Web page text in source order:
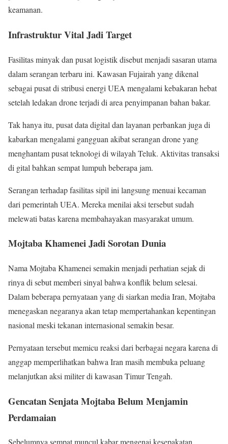
keamanan.
Infrastruktur Vital Jadi Target
Fasilitas minyak dan pusat logistik disebut menjadi sasaran utama
dalam serangan terbaru ini. Kawasan Fujairah yang dikenal
sebagai pusat di stribusi energi UEA mengalami kebakaran hebat
setelah ledakan drone terjadi di area penyimpanan bahan bakar.
Tak hanya itu, pusat data digital dan layanan perbankan juga di
kabarkan mengalami gangguan akibat serangan drone yang
menghantam pusat teknologi di wilayah Teluk. Aktivitas transaksi
di gital bahkan sempat lumpuh beberapa jam.
Serangan terhadap fasilitas sipil ini langsung menuai kecaman
dari pemerintah UEA. Mereka menilai aksi tersebut sudah
melewati batas karena membahayakan masyarakat umum.
Mojtaba Khamenei Jadi Sorotan Dunia
Nama Mojtaba Khamenei semakin menjadi perhatian sejak di
rinya di sebut memberi sinyal bahwa konflik belum selesai.
Dalam beberapa pernyataan yang di siarkan media Iran, Mojtaba
menegaskan negaranya akan tetap mempertahankan kepentingan
nasional meski tekanan internasional semakin besar.
Pernyataan tersebut memicu reaksi dari berbagai negara karena di
anggap memperlihatkan bahwa Iran masih membuka peluang
melanjutkan aksi militer di kawasan Timur Tengah.
Gencatan Senjata Mojtaba Belum Menjamin
Perdamaian